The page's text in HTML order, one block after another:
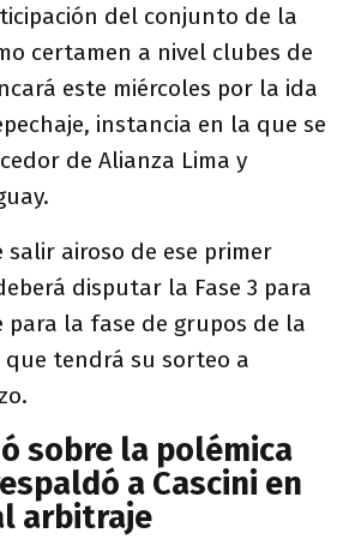
del conjunto de la
certamen a nivel clubes de
este miércoles por la ida
instancia en la que se
de Alianza Lima y
salir airoso de ese primer
disputar la Fase 3 para
para la fase de grupos de la
que tendrá su sorteo a
sobre la polémica
a Cascini en
arbitraje